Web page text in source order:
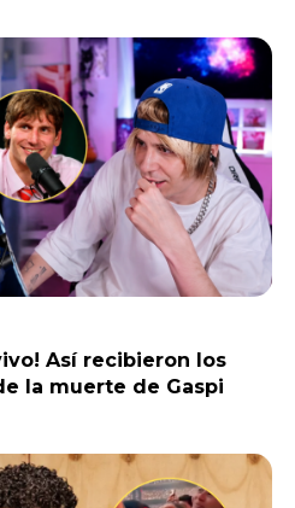
Así recibieron los
la muerte de Gaspi